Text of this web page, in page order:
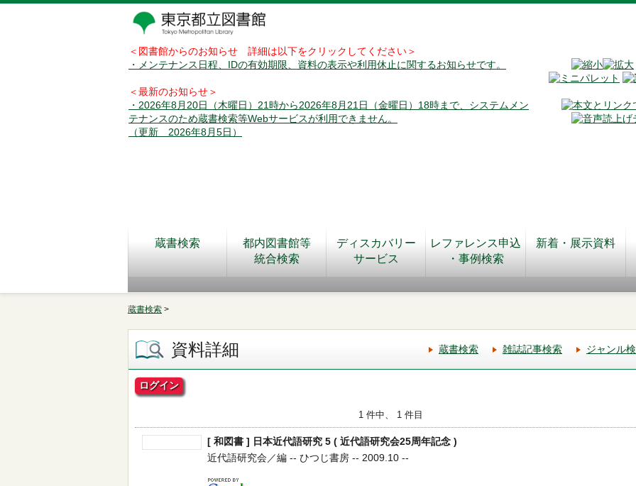
＜図書館からのお知らせ 詳細は以下をクリックしてください＞
・メンテナンス日程、IDの有効期限、資料の表示や利用休止に関するお知らせです。
＜最新のお知らせ＞
・2026年8月20日（木曜日）21時から2026年8月21日（金曜日）18時まで、システムメン
テナンスのため蔵書検索等Webサービスが利用できません。
（更新 2026年8月5日）
蔵書検索
都内図書館等
統合検索
ディスカバリー
サービス
レファレンス申込
・事例検索
新着・展示資料
蔵書検索 >
資料詳細 蔵書検索 雑誌記事検索 ジャンル
ログイン
1 件中、 1 件目
[ 和図書 ] 日本近代語研究 5 ( 近代語研究会25周年記念 )
近代語研究会／編 -- ひつじ書房 -- 2009.10 --